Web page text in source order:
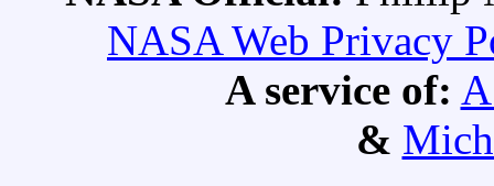
NASA Web Privacy
A service of:
&